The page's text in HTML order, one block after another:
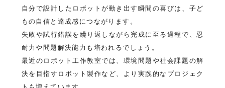
自分で設計したロボットが動き出す瞬間の喜びは、子ど
もの自信と達成感につながります。
失敗や試行錯誤を繰り返しながら完成に至る過程で、忍
耐力や問題解決能力も培われるでしょう。
最近のロボット工作教室では、環境問題や社会課題の解
決を目指すロボット製作など、より実践的なプロジェク